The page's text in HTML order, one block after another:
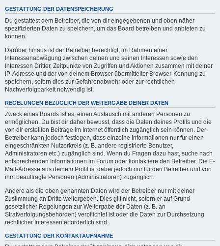
GESTATTUNG DER DATENSPEICHERUNG
Du gestattest dem Betreiber, die von dir eingegebenen und oben näher
spezifizierten Daten zu speichern, um das Board betreiben und anbieten zu
können.
Darüber hinaus ist der Betreiber berechtigt, im Rahmen einer
Interessenabwägung zwischen deinen und seinen Interessen sowie den
Interessen Dritter, Zeitpunkte von Zugriffen und Aktionen zusammen mit deiner
IP-Adresse und der von deinem Browser übermittelter Browser-Kennung zu
speichern, sofern dies zur Gefahrenabwehr oder zur rechtlichen
Nachverfolgbarkeit notwendig ist.
REGELUNGEN BEZÜGLICH DER WEITERGABE DEINER DATEN
Zweck eines Boards ist es, einen Austausch mit anderen Personen zu
ermöglichen. Du bist dir daher bewusst, dass die Daten deines Profils und die
von dir erstellten Beiträge im Internet öffentlich zugänglich sein können. Der
Betreiber kann jedoch festlegen, dass einzelne Informationen nur für einen
eingeschränkten Nutzerkreis (z. B. andere registrierte Benutzer,
Administratoren etc.) zugänglich sind. Wenn du Fragen dazu hast, suche nach
entsprechenden Informationen im Forum oder kontaktiere den Betreiber. Die E-
Mail-Adresse aus deinem Profil ist dabei jedoch nur für den Betreiber und von
ihm beauftragte Personen (Administratoren) zugänglich.
Andere als die oben genannten Daten wird der Betreiber nur mit deiner
Zustimmung an Dritte weitergeben. Dies gilt nicht, sofern er auf Grund
gesetzlicher Regelungen zur Weitergabe der Daten (z. B. an
Strafverfolgungsbehörden) verpflichtet ist oder die Daten zur Durchsetzung
rechtlicher Interessen erforderlich sind.
GESTATTUNG DER KONTAKTAUFNAHME